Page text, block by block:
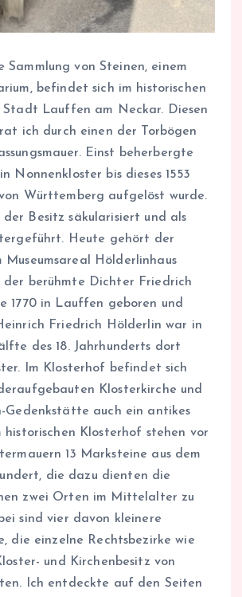
Sammlung von Steinen, einem
befindet sich im historischen
Stadt Lauffen am Neckar. Diesen
ich durch einen der Torbögen
Einst beherbergte
Nonnenkloster bis dieses 1553
Württemberg aufgelöst wurde.
der Besitz säkularisiert und als
Heute gehört der
Museumsareal Hölderlinhaus
der berühmte Dichter Friedrich
1770 in Lauffen geboren und
Friedrich Hölderlin war in
des 18. Jahrhunderts dort
Im Klosterhof befindet sich
Klosterkirche und
Gedenkstätte auch ein antikes
historischen Klosterhof stehen vor
13 Marksteine aus dem
die dazu dienten die
zwei Orten im Mittelalter zu
sind vier davon kleinere
die einzelne Rechtsbezirke wie
und Kirchenbesitz von
Ich entdeckte auf den Seiten